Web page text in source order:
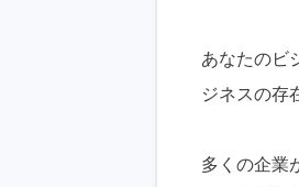
あなたのビ
ジネスの存
多くの企業